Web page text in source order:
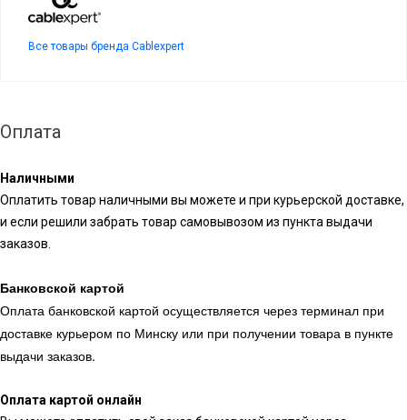
Все товары бренда Cablexpert
Оплата
Наличными
Оплатить товар наличными вы можете и при курьерской доставке,
и если решили забрать товар самовывозом из пункта выдачи
заказов.
Банковской картой
Оплата банковской картой осуществляется через терминал при
доставке курьером по Минску или при получении товара в пункте
выдачи заказов.
Оплата картой онлайн